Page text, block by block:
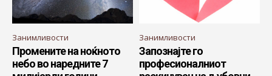
Занимливости
Промените на ноќното
небо во наредните 7
Занимливости
Запознајте го
професионалниот